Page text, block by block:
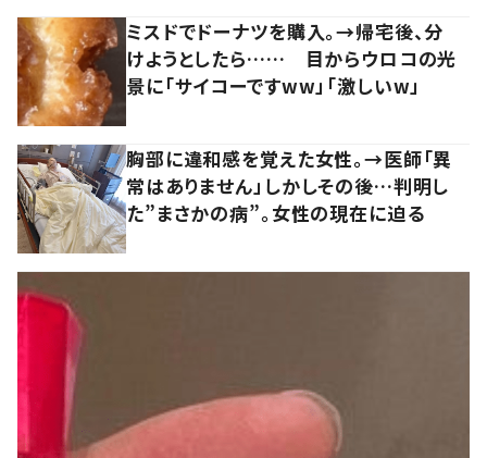
ミスドでドーナツを購入。→帰宅後、分
けようとしたら…… 目からウロコの光
景に「サイコーですww」「激しいw」
胸部に違和感を覚えた女性。→医師「異
常はありません」しかしその後…判明し
た”まさかの病”。女性の現在に迫る